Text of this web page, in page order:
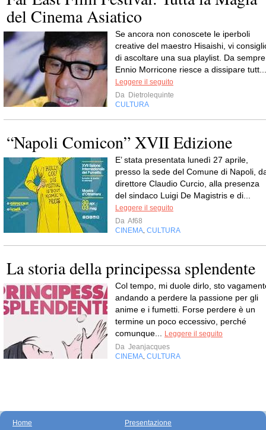
del Cinema Asiatico
Se ancora non conoscete le iperboli
creative del maestro Hisaishi, vi
di ascoltare una sua playlist. Da sempre
Ennio Morricone riesce a dissipare tutt...
Leggere il seguito
Da Dietrolequinte
CULTURA
“Napoli Comicon” XVII Edizione
E’ stata presentata lunedì 27 aprile,
presso la sede del Comune di Napoli,
direttore Claudio Curcio, alla presenza
del sindaco Luigi De Magistris e di...
Leggere il seguito
Da Af68
CINEMA CULTURA
La storia della principessa splendente
Col tempo, mi duole dirlo, sto
andando a perdere la passione per gli
anime e i fumetti. Forse perdere è un
termine un poco eccessivo, perché
comunque...
Leggere il seguito
Da Jeanjacques
CINEMA CULTURA
Home
Presentazione